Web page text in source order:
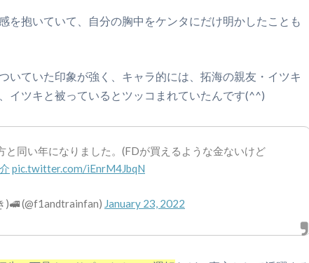
を抱いていて、自分の胸中をケンタにだけ明かしたことも
いていた印象が強く、キャラ的には、拓海の親友・イツキ
イツキと被っているとツッコまれていたんです(^^)
と同い年になりました。(FDが買えるような金ないけど
pic.twitter.com/iEnrM4JbqN
(@f1andtrainfan) January 23, 2022